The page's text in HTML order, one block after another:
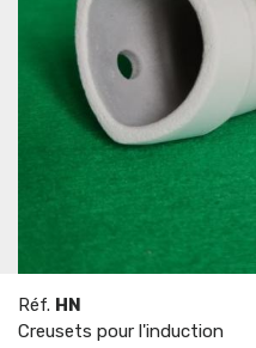
Réf. HN
Creusets pour l'induction